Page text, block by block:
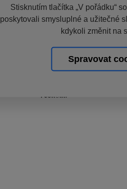
Stisknutím tlačítka „V pořádku“
poskytovali smysluplné a užitečné
kdykoli změnit na
Spravovat